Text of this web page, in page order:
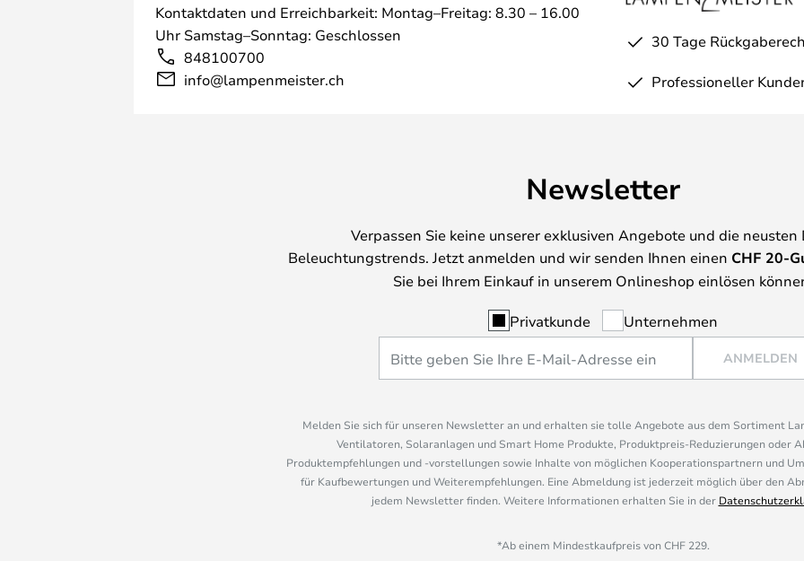
Kontaktdaten und Erreichbarkeit: Montag–Freitag: 8.30 – 16.00
Uhr Samstag–Sonntag: Geschlossen
848100700
info@lampenmeister.ch
30 Tage
Professioneller
Newsletter
Verpassen Sie keine unserer exklusiven Angebote und die neusten
Beleuchtungstrends. Jetzt anmelden und wir senden Ihnen einen CHF 20-
Sie bei Ihrem Einkauf in unserem Onlineshop einlösen
Privatkunde Unternehmen
ANMELDEN
Melden Sie sich für unseren Newsletter an und erhalten sie tolle Angebote aus dem Sortiment
Ventilatoren, Solaranlagen und Smart Home Produkte, Produktpreis-Reduzierungen oder
Produktempfehlungen und -vorstellungen sowie Inhalte von möglichen Kooperationspartnern und
für Kaufbewertungen und Weiterempfehlungen. Eine Abmeldung ist jederzeit möglich über den
jedem Newsletter finden. Weitere Informationen erhalten Sie in der
*Ab einem Mindestkaufpreis von CHF 229.